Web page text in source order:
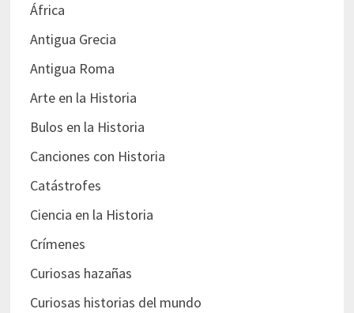
África
Antigua Grecia
Antigua Roma
Arte en la Historia
Bulos en la Historia
Canciones con Historia
Catástrofes
Ciencia en la Historia
Crímenes
Curiosas hazañas
Curiosas historias del mundo